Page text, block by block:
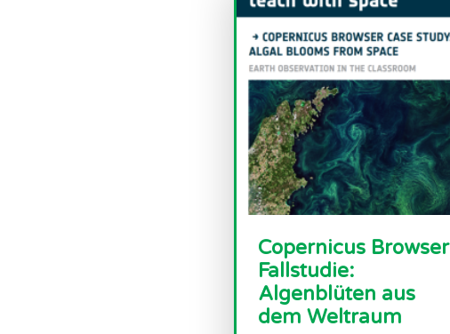
Copernicus Browser
Fallstudie:
Algenblüten aus
dem Weltraum